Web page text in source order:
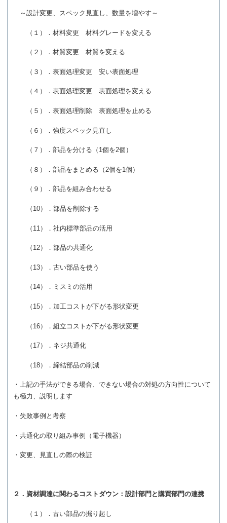
～設計変更、スペック見直し、数量を増やす～
（１）．材料変更 材料グレードを変える
（２）．材質変更 材質を変える
（３）．表面処理変更 安い表面処理
（４）．表面処理変更 表面処理を変える
（５）．表面処理削除 表面処理を止める
（６）．強度スペック見直し
（７）．部品を分ける（1個を2個）
（８）．部品をまとめる（2個を1個）
（９）．部品を組み合わせる
（10）．部品を削除する
（11）．社内標準部品の活用
（12）．部品の共通化
（13）．古い部品を使う
（14）．ミスミの活用
（15）．加工コストが下がる形状変更
（16）．組立コストが下がる形状変更
（17）．ネジ共通化
（18）．締結部品の削減
・上記の手法ができる場合、できない場合の対処の方向性について
も極力、説明します
・失敗事例と考察
・共通化の取り組み事例（電子機器）
・変更、見直しの際の検証
２．資材調達に関わるコストダウン：設計部門と購買部門の連携
（１）．古い部品の掘り起し